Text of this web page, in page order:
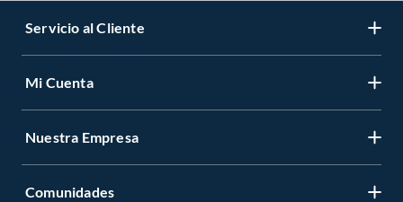
Servicio al Cliente
Mi Cuenta
Nuestra Empresa
Comunidades